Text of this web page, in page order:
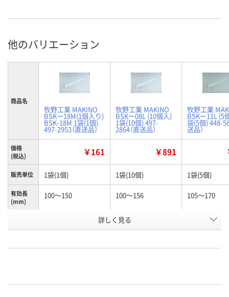
他のバリエーション
商品名
牧野工業 MAKINO
BSKー18M(1個入り)
BSK-18M 1袋(1個)
497-2953（直送品）
牧野工業 MAKINO
BSKー08L (10個入)
1袋(10個) 497-
2864（直送品）
牧野工業
BSKー11L (5
袋(5個) 448-
送品）
価格
(税込)
￥161 ￥891
販売単位 1袋(1個) 1袋(10個) 1袋(5個)
有効長
(mm)
100～150 100～156 105～170
N261156 K960603
詳しく見る